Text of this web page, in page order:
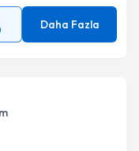
Daha Fazla